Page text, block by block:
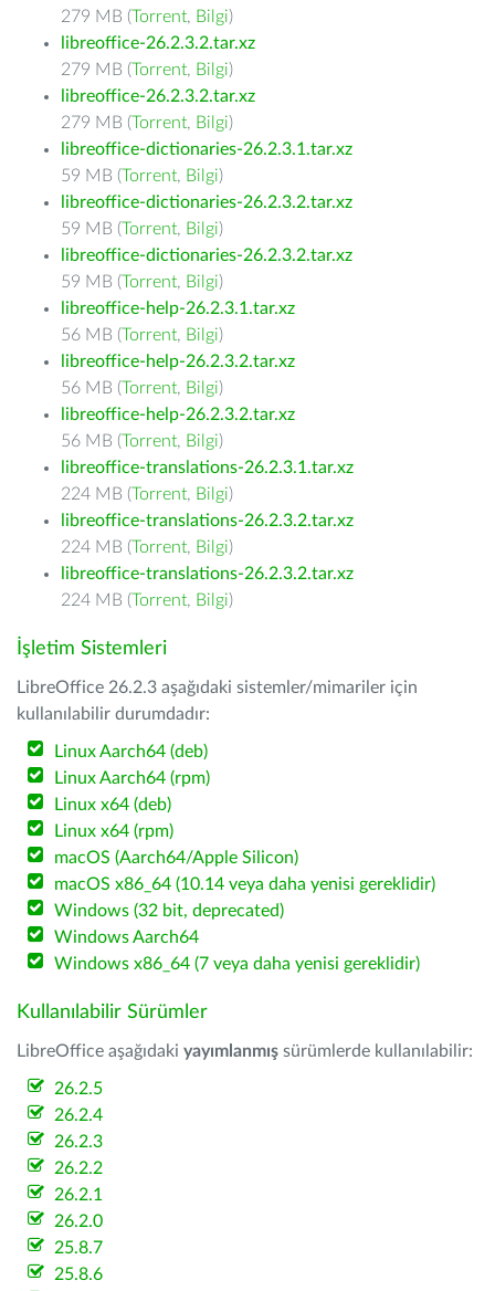
279 MB (Torrent, Bilgi)
libreoffice-26.2.3.2.tar.xz
279 MB (Torrent, Bilgi)
libreoffice-26.2.3.2.tar.xz
279 MB (Torrent, Bilgi)
libreoffice-dictionaries-26.2.3.1.tar.xz
59 MB (Torrent, Bilgi)
libreoffice-dictionaries-26.2.3.2.tar.xz
59 MB (Torrent, Bilgi)
libreoffice-dictionaries-26.2.3.2.tar.xz
59 MB (Torrent, Bilgi)
libreoffice-help-26.2.3.1.tar.xz
56 MB (Torrent, Bilgi)
libreoffice-help-26.2.3.2.tar.xz
56 MB (Torrent, Bilgi)
libreoffice-help-26.2.3.2.tar.xz
56 MB (Torrent, Bilgi)
libreoffice-translations-26.2.3.1.tar.xz
224 MB (Torrent, Bilgi)
libreoffice-translations-26.2.3.2.tar.xz
224 MB (Torrent, Bilgi)
libreoffice-translations-26.2.3.2.tar.xz
224 MB (Torrent, Bilgi)
İşletim Sistemleri
LibreOffice 26.2.3 aşağıdaki sistemler/mimariler için
kullanılabilir durumdadır:
Linux Aarch64 (deb)
Linux Aarch64 (rpm)
Linux x64 (deb)
Linux x64 (rpm)
macOS (Aarch64/Apple Silicon)
macOS x86_64 (10.14 veya daha yenisi gereklidir)
Windows (32 bit, deprecated)
Windows Aarch64
Windows x86_64 (7 veya daha yenisi gereklidir)
Kullanılabilir Sürümler
LibreOffice aşağıdaki yayımlanmış sürümlerde kullanılabilir:
26.2.5
26.2.4
26.2.3
26.2.2
26.2.1
26.2.0
25.8.7
25.8.6